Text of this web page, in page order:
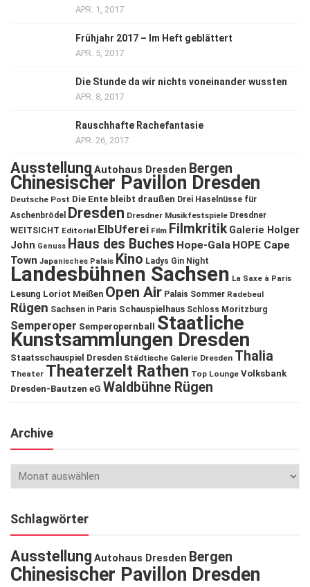
APR. 1, 2017
Frühjahr 2017 – Im Heft geblättert
APR. 5, 2017
Die Stunde da wir nichts voneinander wussten
APR. 8, 2017
Rauschhafte Rachefantasie
APR. 26, 2017
Ausstellung Autohaus Dresden Bergen
Chinesischer Pavillon Dresden
Deutsche Post Die Ente bleibt draußen Drei Haselnüsse für
Aschenbrödel
Dresden Dresdner Musikfestspiele Dresdner
WEITSICHT Editorial ElbUferei Film Filmkritik Galerie Holger
John Genuss Haus des Buches Hope-Gala HOPE Cape
Town Japanisches Palais Kino Ladys Gin Night
Landesbühnen Sachsen La Saxe à Paris
Lesung Loriot Meißen Open Air Palais Sommer Radebeul
Rügen Sachsen in Paris Schauspielhaus Schloss Moritzburg
Semperoper Semperopernball Staatliche
Kunstsammlungen Dresden
Staatsschauspiel Dresden Städtische Galerie Dresden Thalia
Theater Theaterzelt Rathen Top Lounge Volksbank
Dresden-Bautzen eG Waldbühne Rügen
Archive
Schlagwörter
Ausstellung Autohaus Dresden Bergen
Chinesischer Pavillon Dresden